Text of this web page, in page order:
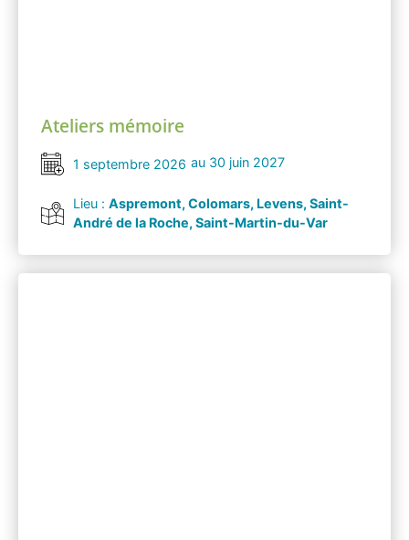
Ateliers mémoire
1 septembre 2026 au 30 juin 2027
Lieu : Aspremont, Colomars, Levens, Saint-
André de la Roche, Saint-Martin-du-Var